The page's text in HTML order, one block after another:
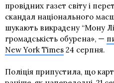
провідних газет світу і
скандал національного
шукають викрадену “Мону
громадськість обурена», —
New York Times 24 серпня.
Поліція припустила, що